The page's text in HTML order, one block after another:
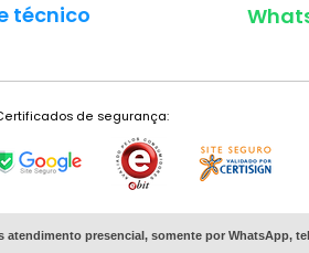
técnico
de segurança:
atendimento presencial, somente por WhatsApp,